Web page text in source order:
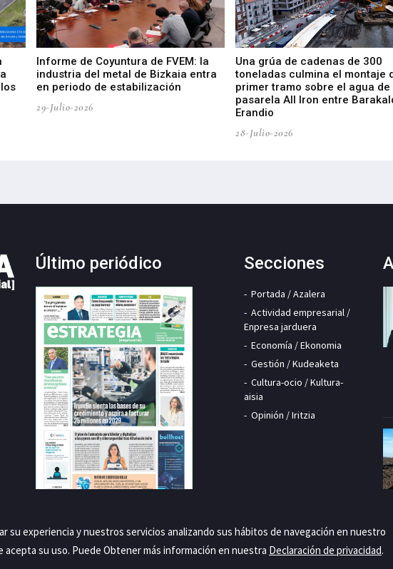
Informe de Coyuntura de FVEM: la
industria del metal de Bizkaia entra
en periodo de estabilización
29-Julio-2026
Una grúa de cadenas de 300
toneladas culmina el montaje
primer tramo sobre el agua de
pasarela All Iron entre
Erandio
28-Julio-2026
Último periódico Secciones
Portada / Azalera
Actividad empresarial /
Enpresa jarduera
Economía / Ekonomia
Gestión / Kudeaketa
Cultura-ocio / Kultura-
aisia
Opinión / Iritzia
su experiencia y nuestros servicios analizando sus hábitos de navegación en nuestro
su uso. Puede Obtener más información en nuestra Declaración de privacidad.